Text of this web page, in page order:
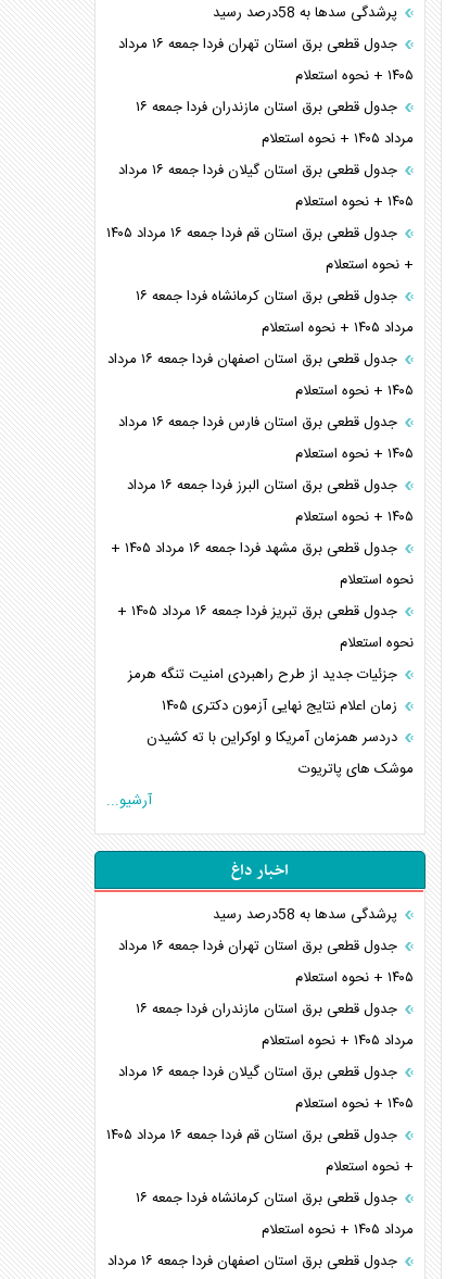
پرشدگی سدها به 58درصد رسید
جدول قطعی برق استان تهران فردا جمعه ۱۶ مرداد
۱۴۰۵ + نحوه استعلام
جدول قطعی برق استان مازندران فردا جمعه ۱۶
مرداد ۱۴۰۵ + نحوه استعلام
جدول قطعی برق استان گیلان فردا جمعه ۱۶ مرداد
۱۴۰۵ + نحوه استعلام
جدول قطعی برق استان قم فردا جمعه ۱۶ مرداد ۱۴۰۵
+ نحوه استعلام
جدول قطعی برق استان کرمانشاه فردا جمعه ۱۶
مرداد ۱۴۰۵ + نحوه استعلام
جدول قطعی برق استان اصفهان فردا جمعه ۱۶ مرداد
۱۴۰۵ + نحوه استعلام
جدول قطعی برق استان فارس فردا جمعه ۱۶ مرداد
۱۴۰۵ + نحوه استعلام
جدول قطعی برق استان البرز فردا جمعه ۱۶ مرداد
۱۴۰۵ + نحوه استعلام
جدول قطعی برق مشهد فردا جمعه ۱۶ مرداد ۱۴۰۵ +
نحوه استعلام
جدول قطعی برق تبریز فردا جمعه ۱۶ مرداد ۱۴۰۵ +
نحوه استعلام
جزئیات جدید از طرح راهبردی امنیت تنگه هرمز
زمان اعلام نتایج نهایی آزمون دکتری ۱۴۰۵
دردسر همزمان آمریکا و اوکراین با ته کشیدن
موشک های پاتریوت
آرشیو...
اخبار داغ
پرشدگی سدها به 58درصد رسید
جدول قطعی برق استان تهران فردا جمعه ۱۶ مرداد
۱۴۰۵ + نحوه استعلام
جدول قطعی برق استان مازندران فردا جمعه ۱۶
مرداد ۱۴۰۵ + نحوه استعلام
جدول قطعی برق استان گیلان فردا جمعه ۱۶ مرداد
۱۴۰۵ + نحوه استعلام
جدول قطعی برق استان قم فردا جمعه ۱۶ مرداد ۱۴۰۵
+ نحوه استعلام
جدول قطعی برق استان کرمانشاه فردا جمعه ۱۶
مرداد ۱۴۰۵ + نحوه استعلام
جدول قطعی برق استان اصفهان فردا جمعه ۱۶ مرداد